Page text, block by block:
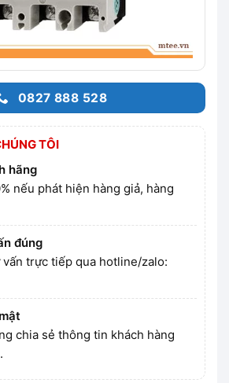
0827 888 528
TÔI
hãng
nếu phát hiện hàng giả, hàng
đúng
vấn trực tiếp qua hotline/zalo:
chia sẻ thông tin khách hàng